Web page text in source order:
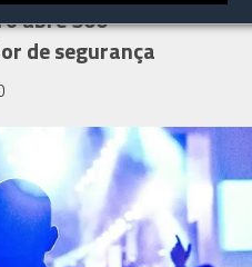
abre 500
de segurança